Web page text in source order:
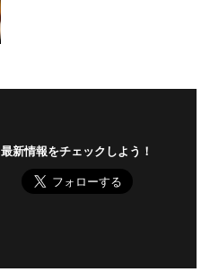
最新情報をチェックしよう！